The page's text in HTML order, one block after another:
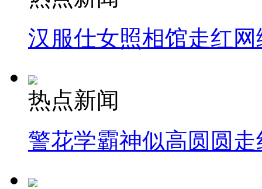
汉服仕女照相馆走红网
热点新闻
警花学霸神似高圆圆走